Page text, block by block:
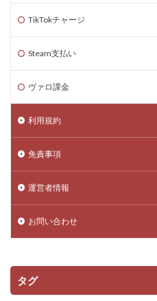
TikTokチャージ
Steam支払い
ヴァロ課金
利用規約
免責事項
運営者情報
お問い合わせ
タグ